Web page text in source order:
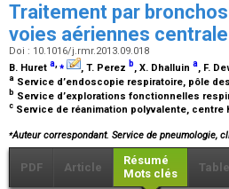
Traitement par
voies aériennes
Doi : 10.1016/j.rmr.2013.09.018
B. Huret a,⁎ , T. Perez b, X. Dhalluin a, F.
a Service d’endoscopie respiratoire, pôle
b Service d’explorations fonctionnelles
c Service de réanimation polyvalente, centre
⁎Auteur correspondant. Service de pneumologie,
PDF Article
Résumé
Mots clés